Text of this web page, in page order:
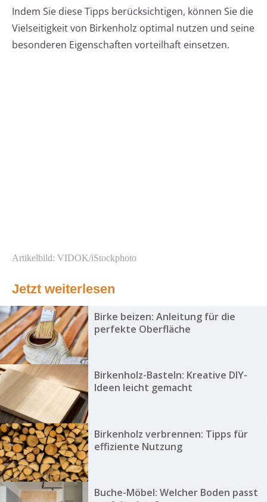
Indem Sie diese Tipps berücksichtigen, können Sie die
Vielseitigkeit von Birkenholz optimal nutzen und seine
besonderen Eigenschaften vorteilhaft einsetzen.
Artikelbild: VIDOK/iStockphoto
Jetzt weiterlesen
Birke beizen: Anleitung für die
perfekte Oberfläche
Birkenholz-Basteln: Kreative DIY-
Ideen leicht gemacht
Birkenholz verbrennen: Tipps für
effiziente Nutzung
Buche-Möbel: Welcher Boden passt